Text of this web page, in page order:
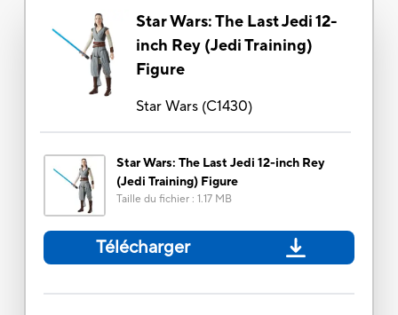
Star Wars: The Last Jedi 12-
inch Rey (Jedi Training)
Figure
Star Wars(C1430)
Star Wars: The Last Jedi 12-inch Rey
(Jedi Training) Figure
Taille du fichier: 1.17 MB
Télécharger